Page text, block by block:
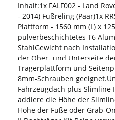
Inhalt:1x FALF002 - Land
- 2014) Fußreling (Paar)1x
Plattform - 1560 mm (L) x
pulverbeschichtetes T6
StahlGewicht nach
der Ober- und Unterseite
Trägerplattform und
8mm-Schrauben
Fahrzeugdach plus Slimline
addiere die Höhe der
Höhe der Füße oder Grab-